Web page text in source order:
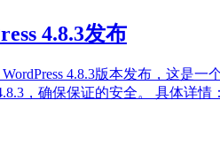
4.8.3发布
WordPress 4.8.3版本发布，这是
4.8.3，确保保证的安全。 具体详